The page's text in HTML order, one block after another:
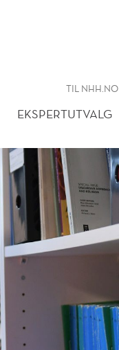
TIL NHH.NO
EKSPERTUTVALG